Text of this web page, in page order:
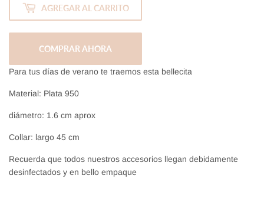
AGREGAR AL CARRITO
COMPRAR AHORA
Para tus días de verano te traemos esta bellecita
Material: Plata 950
diámetro: 1.6 cm aprox
Collar: largo 45 cm
Recuerda que todos nuestros accesorios llegan debidamente
desinfectados y en bello empaque